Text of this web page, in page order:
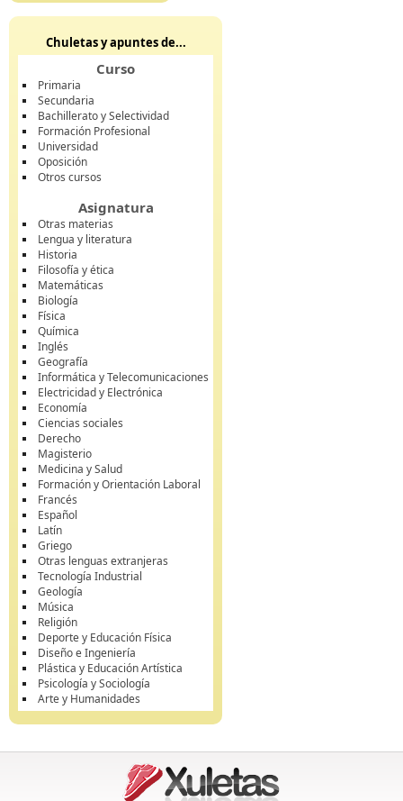
Chuletas y apuntes de...
Curso
Primaria
Secundaria
Bachillerato y Selectividad
Formación Profesional
Universidad
Oposición
Otros cursos
Asignatura
Otras materias
Lengua y literatura
Historia
Filosofía y ética
Matemáticas
Biología
Física
Química
Inglés
Geografía
Informática y Telecomunicaciones
Electricidad y Electrónica
Economía
Ciencias sociales
Derecho
Magisterio
Medicina y Salud
Formación y Orientación Laboral
Francés
Español
Latín
Griego
Otras lenguas extranjeras
Tecnología Industrial
Geología
Música
Religión
Deporte y Educación Física
Diseño e Ingeniería
Plástica y Educación Artística
Psicología y Sociología
Arte y Humanidades